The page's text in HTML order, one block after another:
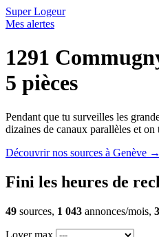
Super Logeur
Mes alertes
1291
5 pièces
Pendant que tu surveilles les
dizaines de canaux parallèles et
Découvrir nos sources à Genève →
Fini les heures de
49 sources, 1 043 annonces/mois,
Loyer max.